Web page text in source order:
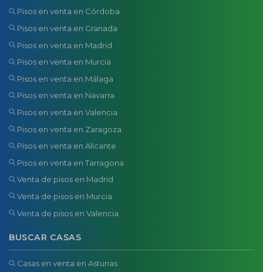
Pisos en venta en Córdoba
Pisos en venta en Granada
Pisos en venta en Madrid
Pisos en venta en Murcia
Pisos en venta en Málaga
Pisos en venta en Navarra
Pisos en venta en Valencia
Pisos en venta en Zaragoza
Pisos en venta en Alicante
Pisos en venta en Tarragona
Venta de pisos en Madrid
Venta de pisos en Murcia
Venta de pisos en Valencia
BUSCAR CASAS
Casas en venta en Asturias